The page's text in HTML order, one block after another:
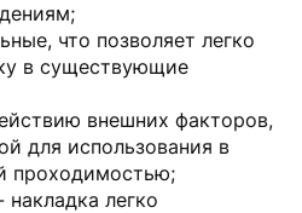
что позволяет легко
в существующие
внешних факторов,
для использования в
проходимостью;
легко